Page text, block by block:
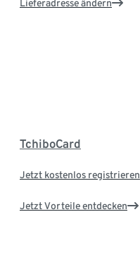
Lieferadresse ändern
TchiboCard
Jetzt kostenlos registrieren
Jetzt Vorteile entdecken